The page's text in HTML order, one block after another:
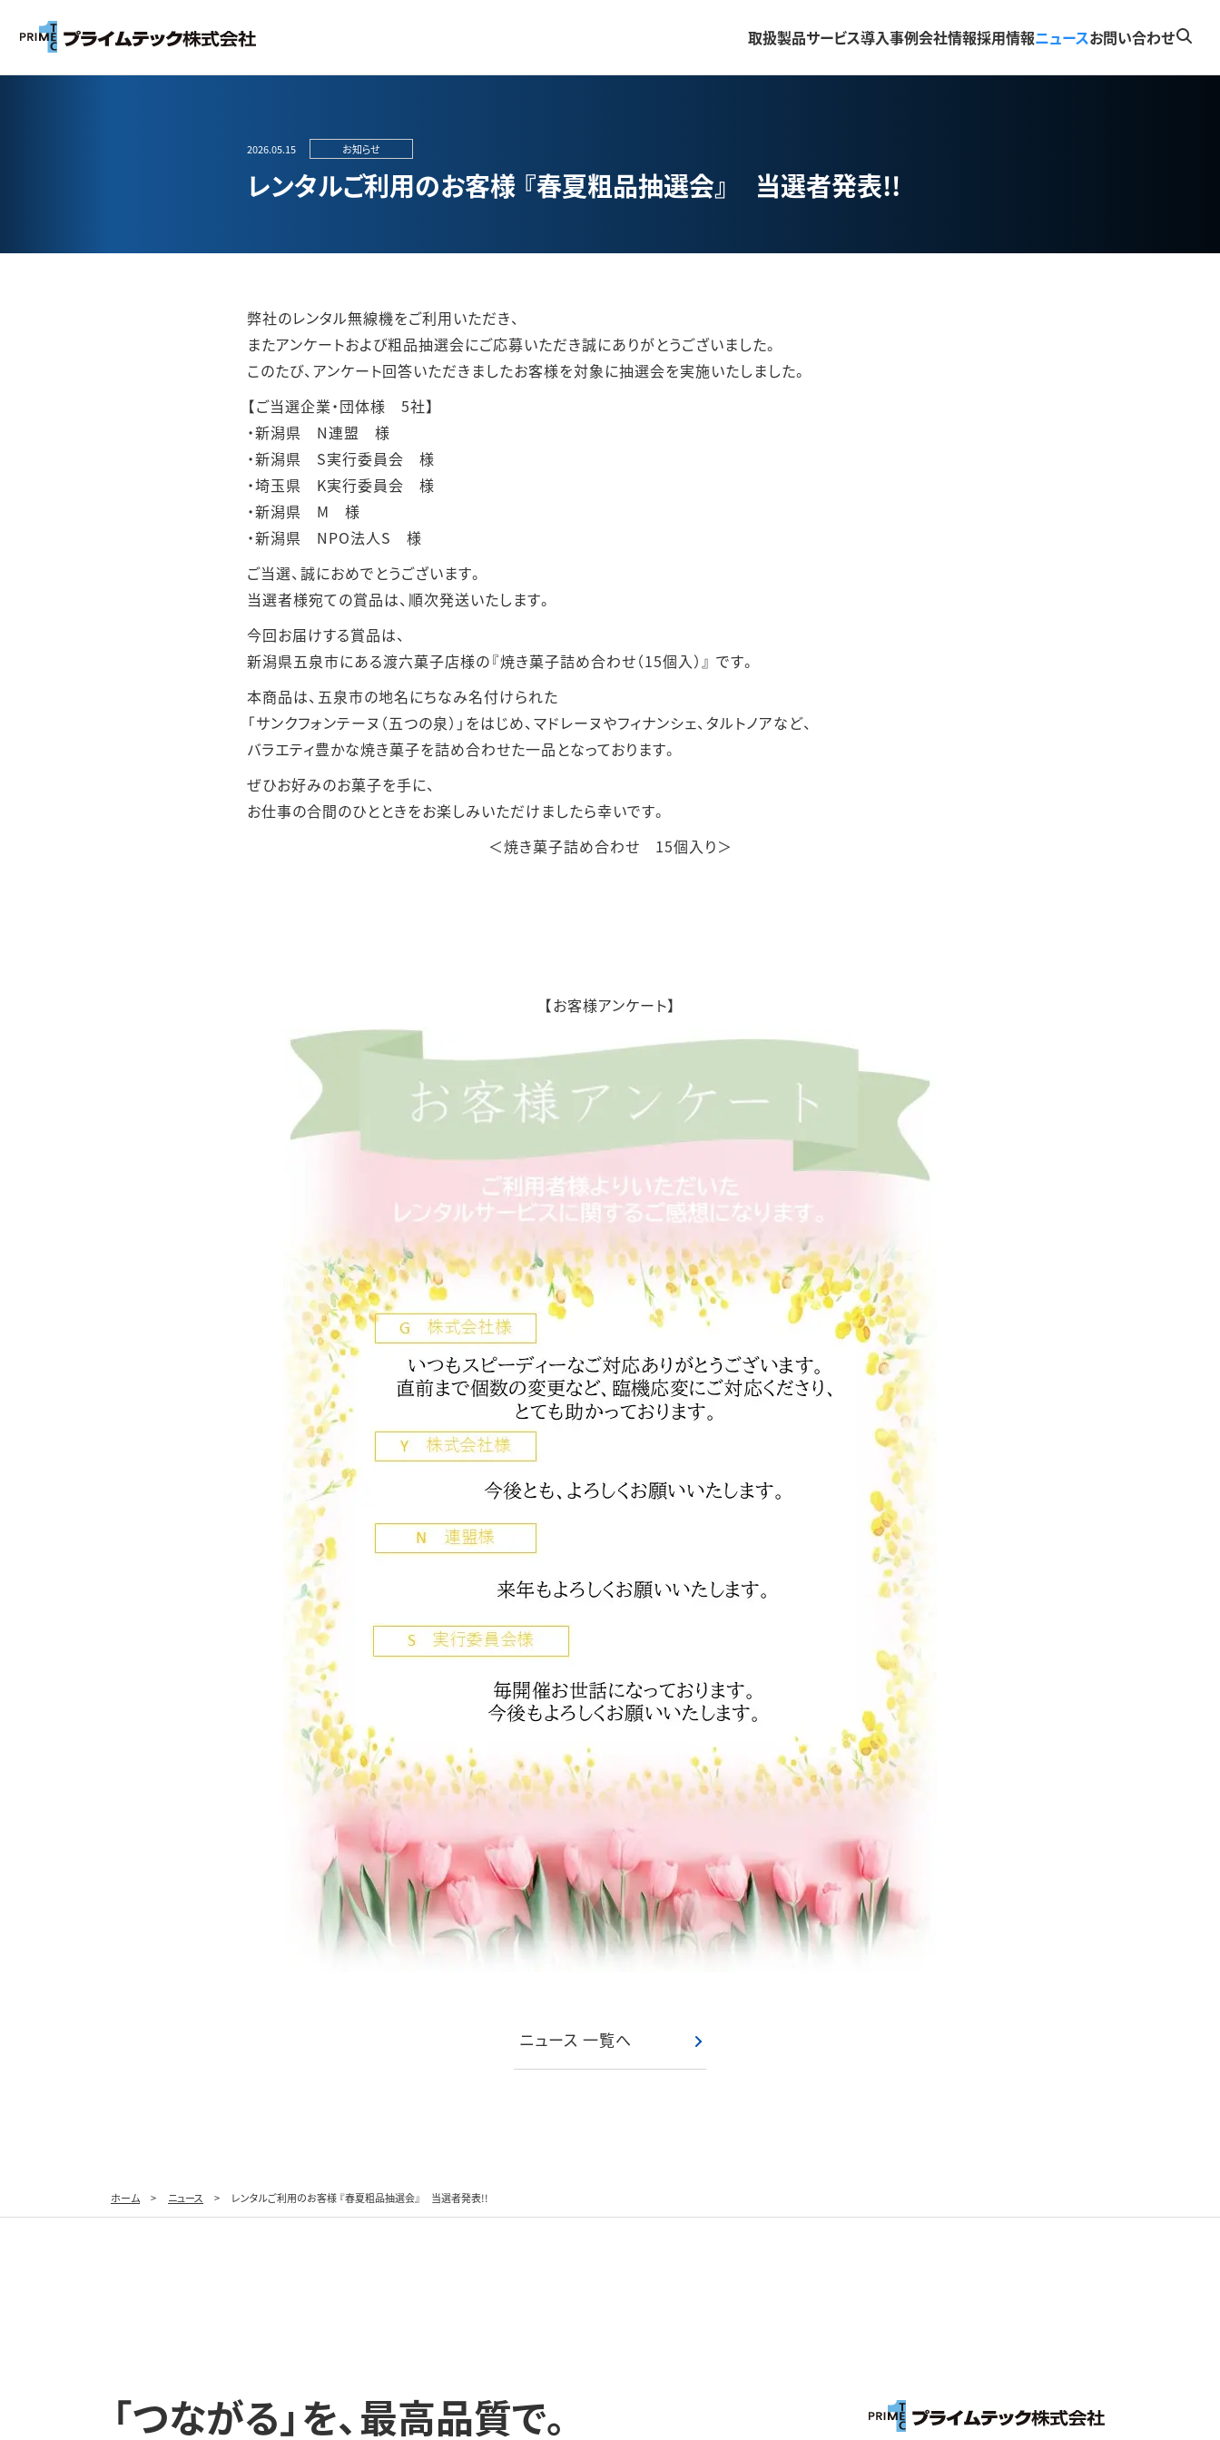
取扱製品サービス導入事例会社情報採用情報ニュースお問い合わせ
2026.05.15 お知らせ
レンタルご利用のお客様 『春夏粗品抽選会』 当選者発表!!
弊社のレンタル無線機をご利用いただき、
またアンケートおよび粗品抽選会にご応募いただき誠にありがとうございました。
このたび、アンケート回答いただきましたお客様を対象に抽選会を実施いたしました。
【ご当選企業・団体様 5社】
・新潟県 N連盟 様
・新潟県 S実行委員会 様
・埼玉県 K実行委員会 様
・新潟県 M 様
・新潟県 NPO法人S 様
ご当選、誠におめでとうございます。
当選者様宛ての賞品は、順次発送いたします。
今回お届けする賞品は、
新潟県五泉市にある渡六菓子店様の『焼き菓子詰め合わせ（15個入）』 です。
本商品は、五泉市の地名にちなみ名付けられた
「サンクフォンテーヌ（五つの泉）」をはじめ、マドレーヌやフィナンシェ、タルトノアなど、
バラエティ豊かな焼き菓子を詰め合わせた一品となっております。
ぜひお好みのお菓子を手に、
お仕事の合間のひとときをお楽しみいただけましたら幸いです。
＜焼き菓子詰め合わせ 15個入り＞
【お客様アンケート】
ニュース 一覧へ
ホーム ニュース レンタルご利用のお客様 『春夏粗品抽選会』 当選者発表!!
「つながる」を、最高品質で。